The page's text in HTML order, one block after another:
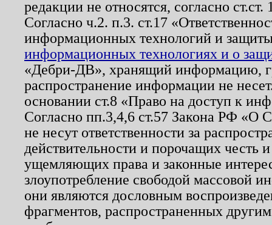
редакции не относятся, согласно
Согласно ч.2. п.3. ст.17
информационных технологий и
информационных технологиях и о
«Дебри-ДВ», хранящий информацию,
распространение информации не
основании ст.8 «Право на доступ к
Согласно пп.3,4,6 ст.57 Закона РФ «О
не несут ответственности за
действительности и порочащих честь
ущемляющих права и законные
злоупотребление свободой массовой
они являются дословным
фрагментов, распространенных